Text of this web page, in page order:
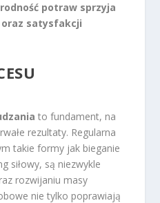
potraw sprzyja
satysfakcji
to fundament, na
rezultaty. Regularna
takie formy jak bieganie
siłowy, są niezwykle
rozwijaniu masy
nie tylko poprawiają